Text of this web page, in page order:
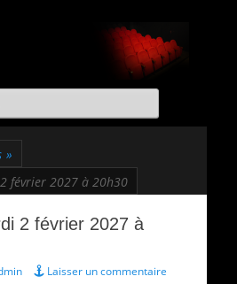
Ciné Club du
Belvédère
Club de St Martin d'Uriage
»
février 2027 à 20h30
2 février 2027 à
Laisser un commentaire